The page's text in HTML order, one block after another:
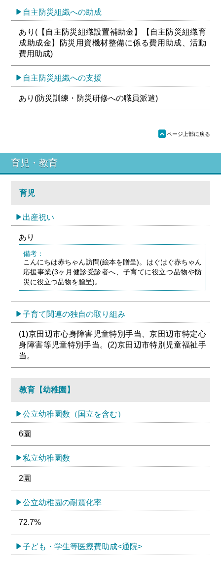
自主防災組織への助成
あり(【自主防災組織設置補助金】【自主防災組織育
成助成金】防災用資機材整備に係る費用助成、活動
費用助成)
自主防災組織への支援
あり(防災訓練・防災研修への職員派遣)
ü ページ上部に戻る
育児・教育
育児
出産祝い
あり
備考：
こんにちは赤ちゃん訪問(絵本を贈呈)。はぐはぐ赤ちゃん
応援事業(3ヶ月健診受診者へ、子育てに役立つ品物や防
災に役立つ品物を贈呈)。
子育て関連の独自の取り組み
(1)京田辺市心身障害児童特別手当、京田辺市特定心
身障害等児童特別手当。(2)京田辺市特別児童福祉手
当。
教育【幼稚園】
公立幼稚園数（国立を含む）
6園
私立幼稚園数
2園
公立幼稚園の耐震化率
72.7%
子ども・学生等医療費助成<通院>